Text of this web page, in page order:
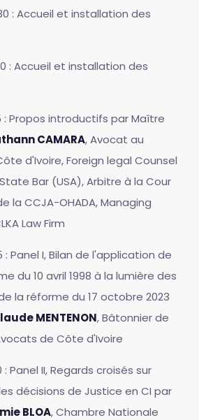
: Accueil et installation des
: Accueil et installation des
: Propos introductifs par Maître
CAMARA, Avocat au
d'Ivoire, Foreign legal Counsel
Bar (USA), Arbitre à la Cour
la CCJA-OHADA, Managing
Law Firm
: Panel I, Bilan de l'application de
du 10 avril 1998 à la lumière des
la réforme du 17 octobre 2023
MENTENON, Bâtonnier de
de Côte d'Ivoire
: Panel II, Regards croisés sur
décisions de Justice en CI par
BLOA, Chambre Nationale